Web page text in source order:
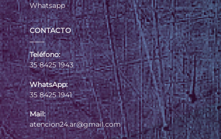
Whatsapp
CONTACTO
Teléfono:
35 8425 1943
WhatsApp:
35 8425 1941
Mail:
atencion24.ar@gmail.com